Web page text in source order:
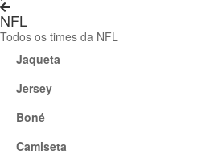
NFL
Todos os times da NFL
Jaqueta
Jersey
Boné
Camiseta